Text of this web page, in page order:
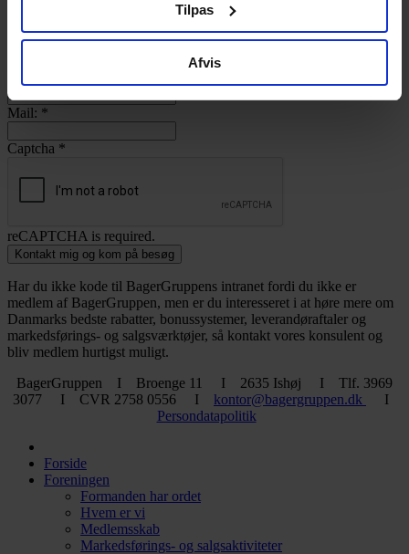
Tilpas
Afvis
By:
Mail: *
Captcha *
reCAPTCHA is required.
Kontakt mig og kom på besøg
Har du ikke kode til BagerGruppens intranet fordi du ikke er
medlem af BagerGruppen, men er du interesseret i at høre mere om
Danmarks bedste rabatter, bonussystemer, leverandøraftaler og
markedsførings- og salgsværktøjer, så kontakt vores konsulent og
bliv medlem hurtigst muligt.
BagerGruppen I Broenge 11 I 2635 Ishøj I Tlf. 3969
3077 I CVR 2758 0556 I kontor@bagergruppen.dk
I
Persondatapolitik
Forside
Foreningen
Formanden har ordet
Hvem er vi
Medlemsskab
Markedsførings- og salgsaktiviteter